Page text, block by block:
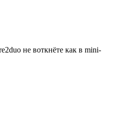
не воткнёте как в mini-